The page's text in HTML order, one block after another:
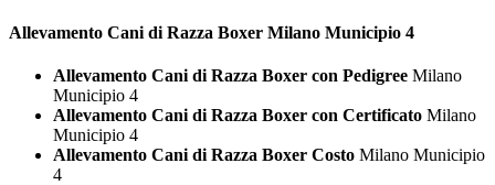
Allevamento Cani di Razza Boxer Milano Municipio 4
Allevamento Cani di Razza Boxer con Pedigree Milano
Municipio 4
Allevamento Cani di Razza Boxer con Certificato Milano
Municipio 4
Allevamento Cani di Razza Boxer Costo Milano Municipio
4